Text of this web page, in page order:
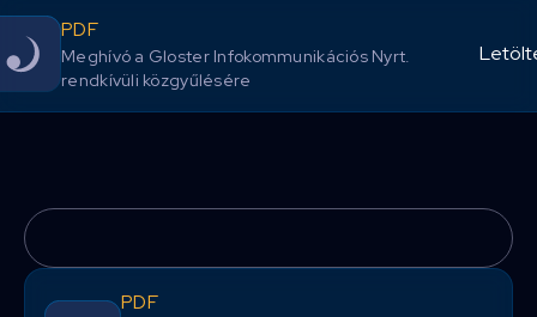
PDF
Meghívó a Gloster Infokommunikációs Nyrt.
rendkívüli közgyűlésére
PDF